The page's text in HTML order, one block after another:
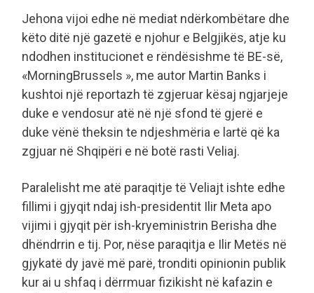
Jehona vijoi edhe në mediat ndërkombëtare dhe
këto ditë një gazetë e njohur e Belgjikës, atje ku
ndodhen institucionet e rëndësishme të BE-së,
«MorningBrussels », me autor Martin Banks i
kushtoi një reportazh të zgjeruar kësaj ngjarjeje
duke e vendosur atë në një sfond të gjerë e
duke vënë theksin te ndjeshmëria e lartë që ka
zgjuar në Shqipëri e në botë rasti Veliaj.
Paralelisht me atë paraqitje të Veliajt ishte edhe
fillimi i gjyqit ndaj ish-presidentit Ilir Meta apo
vijimi i gjyqit për ish-kryeministrin Berisha dhe
dhëndrrin e tij. Por, nëse paraqitja e Ilir Metës në
gjykatë dy javë më parë, tronditi opinionin publik
kur ai u shfaq i dërrmuar fizikisht në kafazin e